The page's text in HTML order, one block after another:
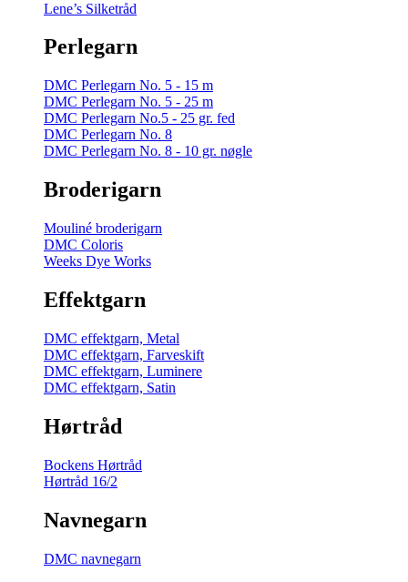
Lene’s Silketråd
Perlegarn
DMC Perlegarn No. 5 - 15 m
DMC Perlegarn No. 5 - 25 m
DMC Perlegarn No.5 - 25 gr. fed
DMC Perlegarn No. 8
DMC Perlegarn No. 8 - 10 gr. nøgle
Broderigarn
Mouliné broderigarn
DMC Coloris
Weeks Dye Works
Effektgarn
DMC effektgarn, Metal
DMC effektgarn, Farveskift
DMC effektgarn, Luminere
DMC effektgarn, Satin
Hørtråd
Bockens Hørtråd
Hørtråd 16/2
Navnegarn
DMC navnegarn